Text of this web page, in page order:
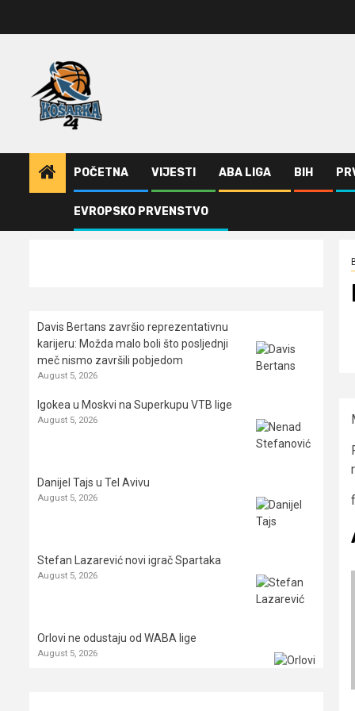
POČETNA VIJESTI ABA LIGA BIH
EVROPSKO PRVENSTVO
BiH Leotar vratio Rikala
Davis Bertans završio reprezentativnu
karijeru: Možda malo boli što posljednji
meč nismo završili pobjedom
August 5, 2026
Igokea u Moskvi na Superkupu VTB lige
August 5, 2026
Danijel Tajs u Tel Avivu
August 5, 2026
Stefan Lazarević novi igrač Spartaka
August 5, 2026
Orlovi ne odustaju od WABA lige
August 5, 2026